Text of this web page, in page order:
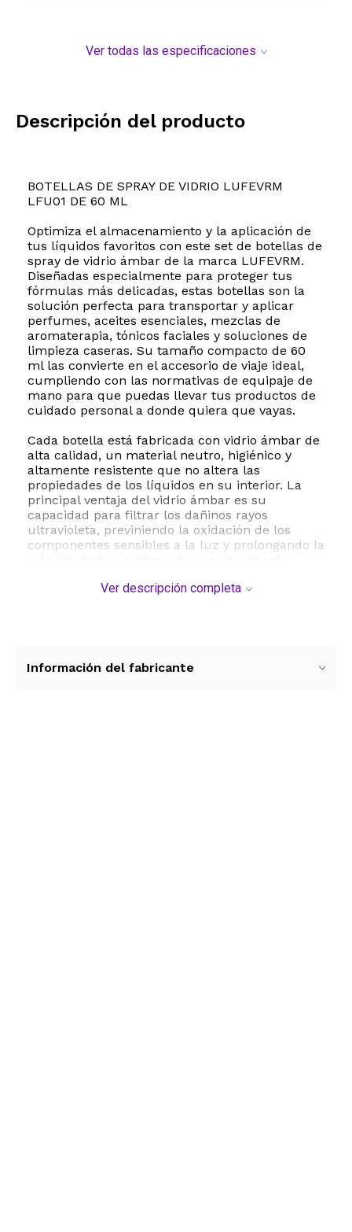
Ver todas las especificaciones
Descripción del producto
BOTELLAS DE SPRAY DE VIDRIO LUFEVRM
LFU01 DE 60 ML
Optimiza el almacenamiento y la aplicación de
tus líquidos favoritos con este set de botellas de
spray de vidrio ámbar de la marca LUFEVRM.
Diseñadas especialmente para proteger tus
fórmulas más delicadas, estas botellas son la
solución perfecta para transportar y aplicar
perfumes, aceites esenciales, mezclas de
aromaterapia, tónicos faciales y soluciones de
limpieza caseras. Su tamaño compacto de 60
ml las convierte en el accesorio de viaje ideal,
cumpliendo con las normativas de equipaje de
mano para que puedas llevar tus productos de
cuidado personal a donde quiera que vayas.
Cada botella está fabricada con vidrio ámbar de
alta calidad, un material neutro, higiénico y
altamente resistente que no altera las
propiedades de los líquidos en su interior. La
principal ventaja del vidrio ámbar es su
capacidad para filtrar los dañinos rayos
ultravioleta, previniendo la oxidación de los
componentes sensibles a la luz y prolongando la
distribuyen el líquido de manera uniforme y
El diseño hermético de la rosca asegura un
Ver descripción completa
Información del fabricante